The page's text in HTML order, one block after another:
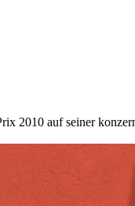
2010 auf seiner